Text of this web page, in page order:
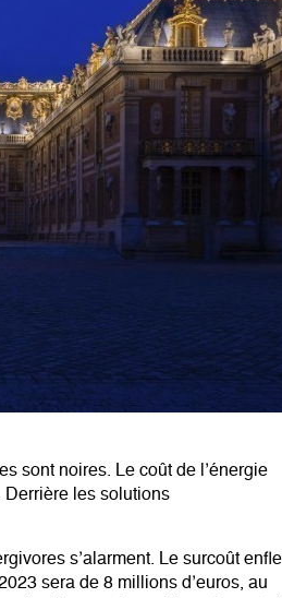
sont noires. Le coût de l’énergie
Derrière les solutions
s’alarment. Le surcoût enfle
sera de 8 millions d’euros, au